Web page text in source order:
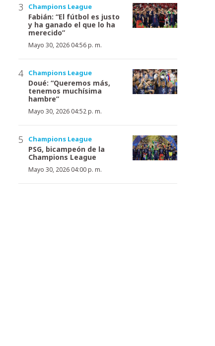
Champions League
Fabián: “El fútbol es justo
y ha ganado el que lo ha
merecido”
Mayo 30, 2026 04:56 p. m.
Champions League
Doué: “Queremos más,
tenemos muchísima
hambre”
Mayo 30, 2026 04:52 p. m.
Champions League
PSG, bicampeón de la
Champions League
Mayo 30, 2026 04:00 p. m.